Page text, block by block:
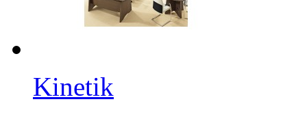
Kinetik